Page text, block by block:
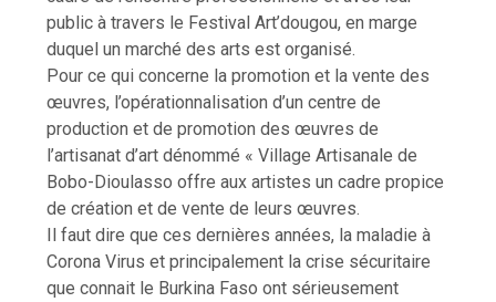
public à travers le Festival Art’dougou, en marge
duquel un marché des arts est organisé.
Pour ce qui concerne la promotion et la vente des
œuvres, l’opérationnalisation d’un centre de
production et de promotion des œuvres de
l’artisanat d’art dénommé « Village Artisanale de
Bobo-Dioulasso offre aux artistes un cadre propice
de création et de vente de leurs œuvres.
Il faut dire que ces dernières années, la maladie à
Corona Virus et principalement la crise sécuritaire
que connait le Burkina Faso ont sérieusement